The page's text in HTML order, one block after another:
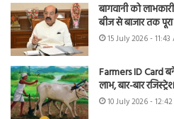
बागवानी को
बीज से बाजार तक
15 July 2026 - 11:43
Farmers ID Card
लाभ, बार-बार
10 July 2026 -